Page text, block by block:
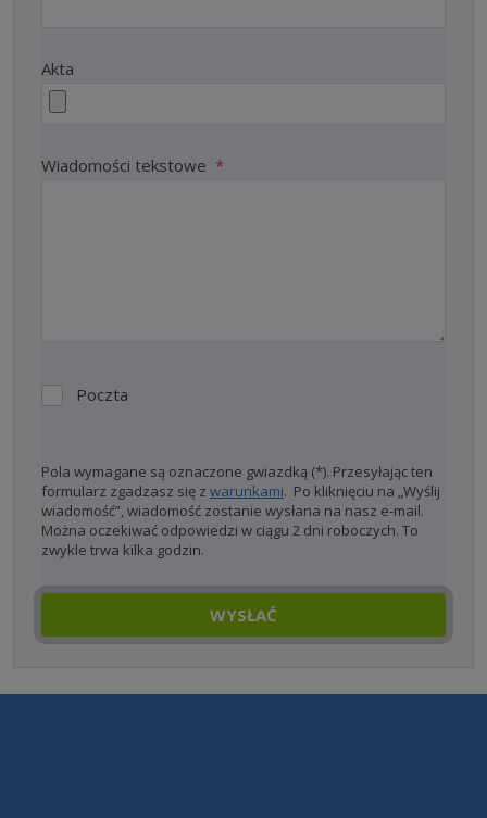
Akta
Wiadomości tekstowe *
PocztaPoczta
Pola wymagane są oznaczone gwiazdką (*). Przesyłając ten
formularz zgadzasz się z warunkami. Po kliknięciu na „Wyślij
wiadomość”, wiadomość zostanie wysłana na nasz e-mail.
Można oczekiwać odpowiedzi w ciągu 2 dni roboczych. To
zwykle trwa kilka godzin.
WYSŁAĆ